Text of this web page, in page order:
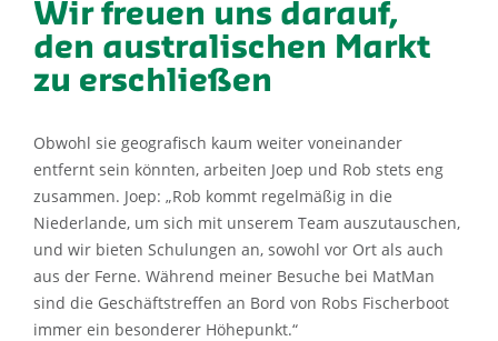
Wir freuen uns darauf,
den australischen Markt
zu erschließen
Obwohl sie geografisch kaum weiter voneinander
entfernt sein könnten, arbeiten Joep und Rob stets eng
zusammen. Joep: „Rob kommt regelmäßig in die
Niederlande, um sich mit unserem Team auszutauschen,
und wir bieten Schulungen an, sowohl vor Ort als auch
aus der Ferne. Während meiner Besuche bei MatMan
sind die Geschäftstreffen an Bord von Robs Fischerboot
immer ein besonderer Höhepunkt.“